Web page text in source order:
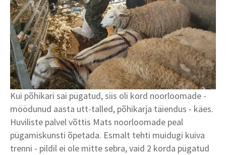
Kui põhikari sai pügatud, siis oli kord noorloomade -
möödunud aasta utt-talled, põhikarja täiendus - käes.
Huviliste palvel võttis Mats noorloomade peal
pügamiskunsti õpetada. Esmalt tehti muidugi kuiva
trenni - pildil ei ole mitte sebra, vaid 2 korda pügatud